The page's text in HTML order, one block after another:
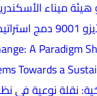
هيئة ميناء
A Paradigm
Towards a
نقلة نوعية في